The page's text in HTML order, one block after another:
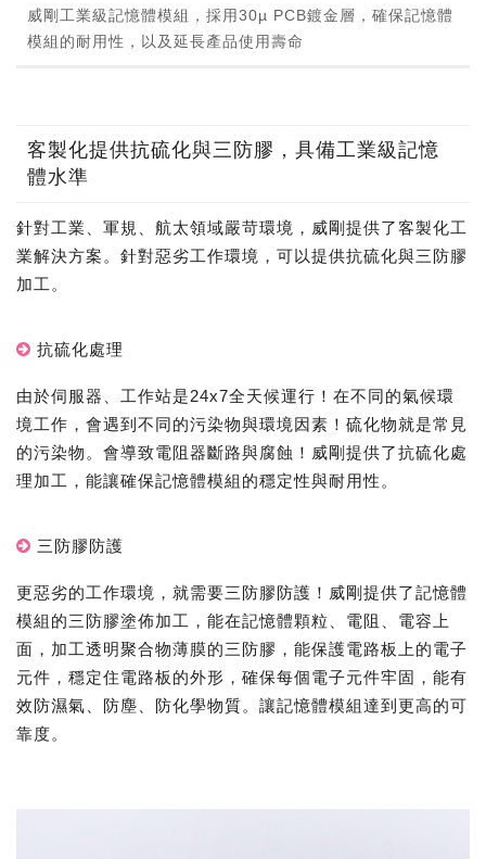
威剛工業級記憶體模組，採用30µ PCB鍍金層，確保記憶體
模組的耐用性，以及延長產品使用壽命
客製化提供抗硫化與三防膠，具備工業級記憶
體水準
針對工業、軍規、航太領域嚴苛環境，威剛提供了客製化工
業解決方案。針對惡劣工作環境，可以提供抗硫化與三防膠
加工。
抗硫化處理
由於伺服器、工作站是24x7全天候運行！在不同的氣候環
境工作，會遇到不同的污染物與環境因素！硫化物就是常見
的污染物。會導致電阻器斷路與腐蝕！威剛提供了抗硫化處
理加工，能讓確保記憶體模組的穩定性與耐用性。
三防膠防護
更惡劣的工作環境，就需要三防膠防護！威剛提供了記憶體
模組的三防膠塗佈加工，能在記憶體顆粒、電阻、電容上
面，加工透明聚合物薄膜的三防膠，能保護電路板上的電子
元件，穩定住電路板的外形，確保每個電子元件牢固，能有
效防濕氣、防塵、防化學物質。讓記憶體模組達到更高的可
靠度。